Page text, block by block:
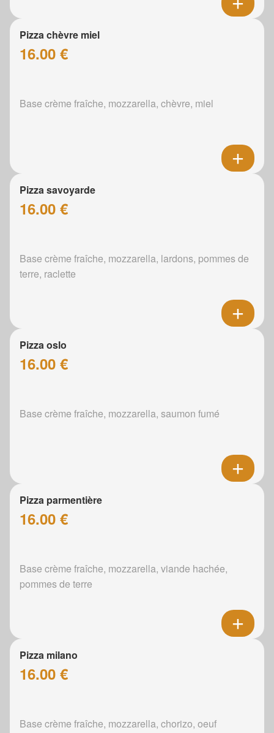
Pizza chèvre miel
16.00 €
Base crème fraîche, mozzarella, chèvre, miel
Pizza savoyarde
16.00 €
Base crème fraîche, mozzarella, lardons, pommes de
terre, raclette
Pizza oslo
16.00 €
Base crème fraîche, mozzarella, saumon fumé
Pizza parmentière
16.00 €
Base crème fraîche, mozzarella, viande hachée,
pommes de terre
Pizza milano
16.00 €
Base crème fraîche, mozzarella, chorizo, oeuf